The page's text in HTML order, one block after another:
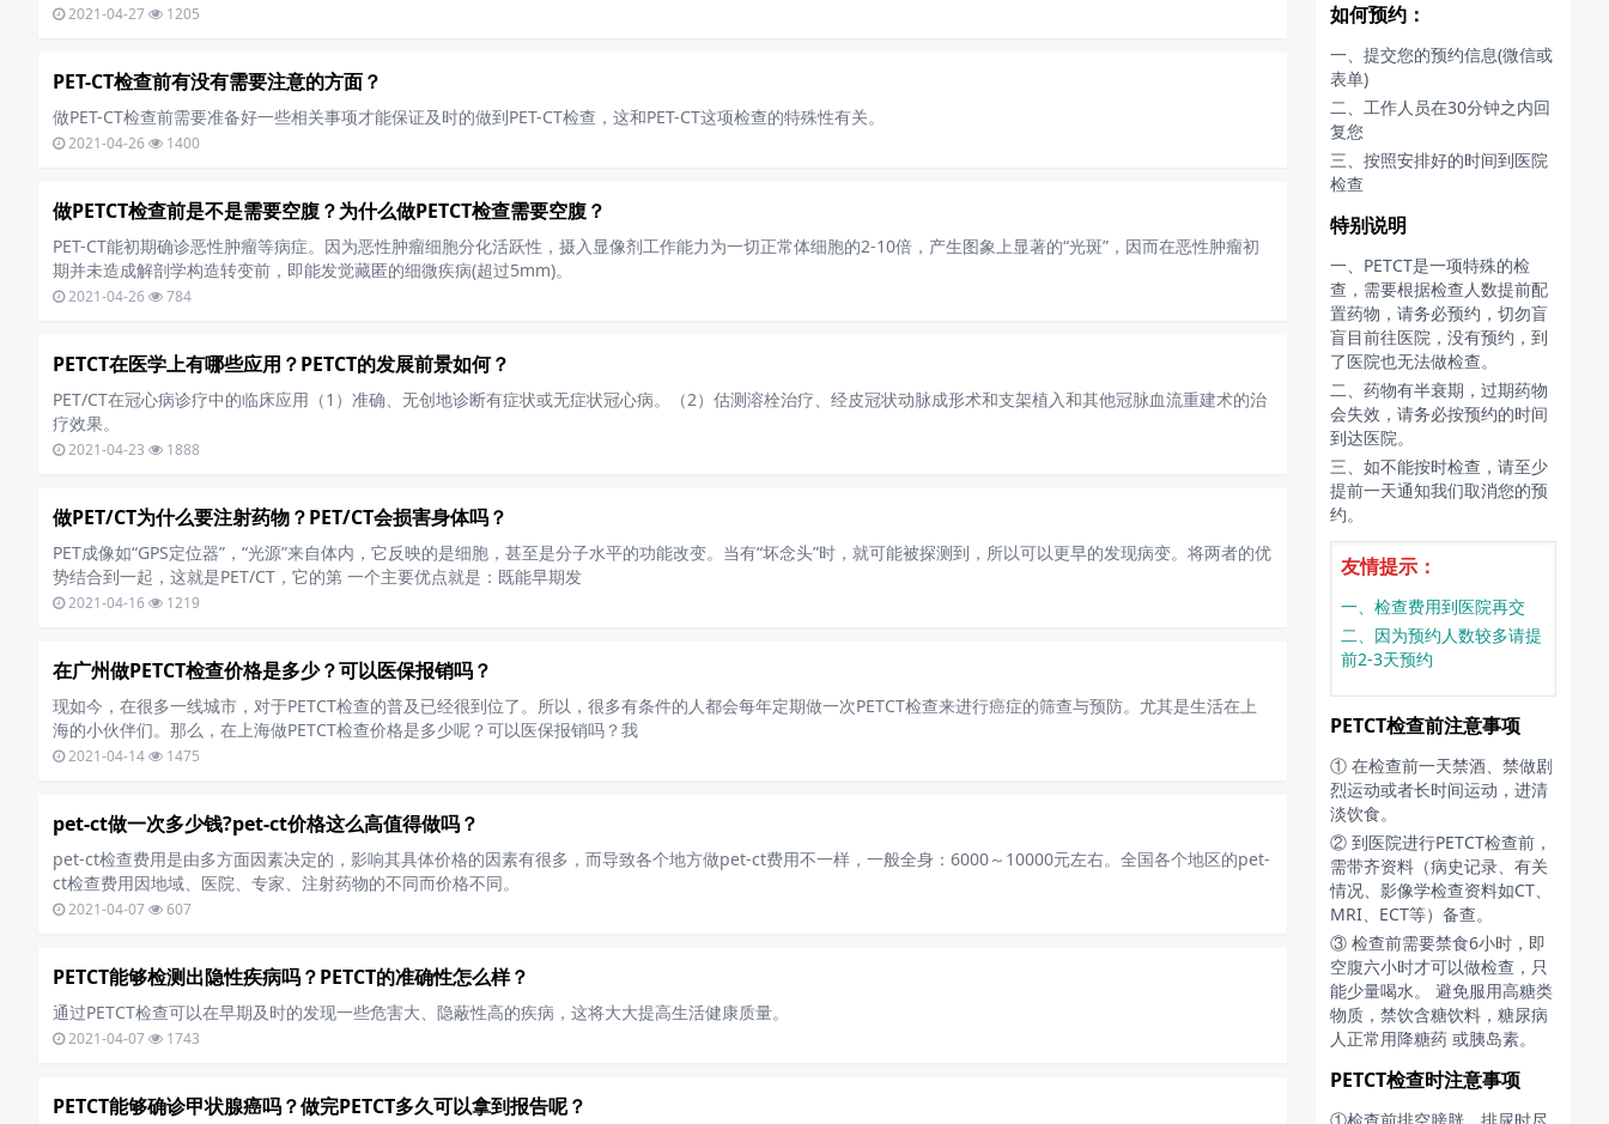
2021-04-27 1205
PET-CT检查前有没有需要注意的方面？
做PET-CT检查前需要准备好一些相关事项才能保证及时的做到PET-CT检查，这和PET-CT这项检查的特殊性有关。
2021-04-26 1400
做PETCT检查前是不是需要空腹？为什么做PETCT检查需要空腹？
PET-CT能初期确诊恶性肿瘤等病症。因为恶性肿瘤细胞分化活跃性，摄入显像剂工作能力为一切正常体细胞的2-10倍，产生图象上显著的“光斑”，因而在恶性肿瘤初
期并未造成解剖学构造转变前，即能发觉藏匿的细微疾病(超过5mm)。
2021-04-26 784
PETCT在医学上有哪些应用？PETCT的发展前景如何？
PET/CT在冠心病诊疗中的临床应用（1）准确、无创地诊断有症状或无症状冠心病。（2）估测溶栓治疗、经皮冠状动脉成形术和支架植入和其他冠脉血流重建术的治
疗效果。
2021-04-23 1888
做PET/CT为什么要注射药物？PET/CT会损害身体吗？
PET成像如“GPS定位器”，“光源”来自体内，它反映的是细胞，甚至是分子水平的功能改变。当有“坏念头”时，就可能被探测到，所以可以更早的发现病变。将两者的优
势结合到一起，这就是PET/CT，它的第 一个主要优点就是：既能早期发
2021-04-16 1219
在广州做PETCT检查价格是多少？可以医保报销吗？
现如今，在很多一线城市，对于PETCT检查的普及已经很到位了。所以，很多有条件的人都会每年定期做一次PETCT检查来进行癌症的筛查与预防。尤其是生活在上
海的小伙伴们。那么，在上海做PETCT检查价格是多少呢？可以医保报销吗？我
2021-04-14 1475
pet-ct做一次多少钱?pet-ct价格这么高值得做吗？
pet-ct检查费用是由多方面因素决定的，影响其具体价格的因素有很多，而导致各个地方做pet-ct费用不一样，一般全身：6000～10000元左右。全国各个地区的pet-
ct检查费用因地域、医院、专家、注射药物的不同而价格不同。
2021-04-07 607
PETCT能够检测出隐性疾病吗？PETCT的准确性怎么样？
通过PETCT检查可以在早期及时的发现一些危害大、隐蔽性高的疾病，这将大大提高生活健康质量。
2021-04-07 1743
PETCT能够确诊甲状腺癌吗？做完PETCT多久可以拿到报告呢？
如何预约：
一、提交您的预约信息(微信或
表单)
二、工作人员在30分钟之内回
复您
三、按照安排好的时间到医院
检查
特别说明
一、PETCT是一项特殊的检
查，需要根据检查人数提前配
置药物，请务必预约，切勿盲
盲目前往医院，没有预约，到
了医院也无法做检查。
二、药物有半衰期，过期药物
会失效，请务必按预约的时间
到达医院。
三、如不能按时检查，请至少
提前一天通知我们取消您的预
约。
友情提示：
一、检查费用到医院再交
二、因为预约人数较多请提
前2-3天预约
PETCT检查前注意事项
① 在检查前一天禁酒、禁做剧
烈运动或者长时间运动，进清
淡饮食。
② 到医院进行PETCT检查前，
需带齐资料（病史记录、有关
情况、影像学检查资料如CT、
MRI、ECT等）备查。
③ 检查前需要禁食6小时，即
空腹六小时才可以做检查，只
能少量喝水。 避免服用高糖类
物质，禁饮含糖饮料，糖尿病
人正常用降糖药 或胰岛素。
PETCT检查时注意事项